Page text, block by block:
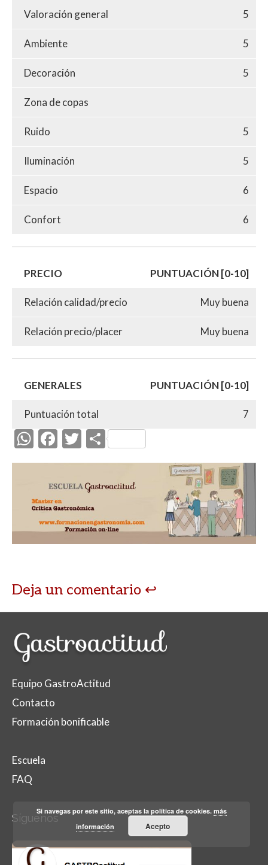
Valoración general 5
Ambiente 5
Decoración 5
Zona de copas
Ruido 5
Iluminación 5
Espacio 6
Confort 6
PRECIO PUNTUACIÓN [0-10]
Relación calidad/precio Muy buena
Relación precio/placer Muy buena
GENERALES PUNTUACIÓN [0-10]
Puntuación total 7
W
h
at
s
A
p
F
ac
e
b
o
o
T
w
itt
er
C
o
p
ar
ti
Deja un comentario
Equipo GastroActitud
Contacto
Formación bonificable
Escuela
FAQ
Síguenos
Si navegas por este sitio, aceptas la política de cookies.más
información
Acepto